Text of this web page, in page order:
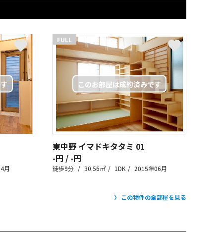
月
FULL
東中野 イマドキタタミ 01
-円 / -円
徒歩9分 30.56㎡ 1DK 2015年06月
この物件の全部屋を見る